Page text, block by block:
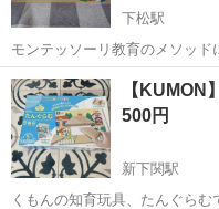
下松駅
モンテッソーリ教育のメソッド
街の風景を作るイタリア製の知育パズルです
商品名: FORME nella città - 対
山口 下松市
【KUMON
500円
新下関駅
くもんの知育玩具、たんぐらむ